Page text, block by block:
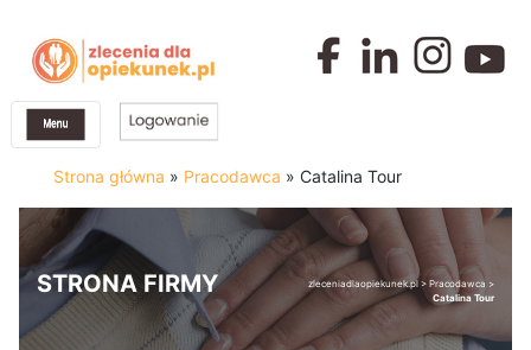
Strona główna » Pracodawca »Catalina Tour
STRONA FIRMY zleceniadlaopiekunek.pl > Pracodawca >
Catalina Tour